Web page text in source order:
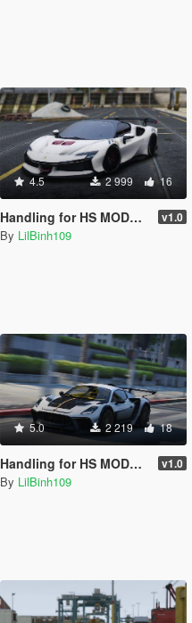
4.5 2 999 16
Handling for HS MODS Ferrari SF90xx spider v1.0
By LilBinh109
5.0 2 219 18
Handling for HS MODS 2022 Maserati MC20 Mansory v1.0
By LilBinh109